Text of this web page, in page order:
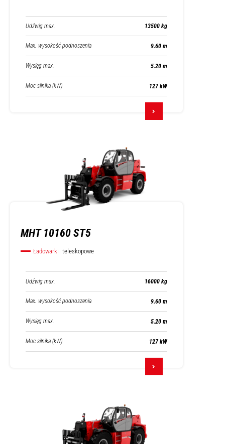
Udźwig max. 13500 kg
Max. wysokość podnoszenia 9.60 m
Wysięg max. 5.20 m
Moc silnika (kW) 127 kW
MHT 10160 ST5
Ładowarki teleskopowe
Udźwig max. 16000 kg
Max. wysokość podnoszenia 9.60 m
Wysięg max. 5.20 m
Moc silnika (kW) 127 kW